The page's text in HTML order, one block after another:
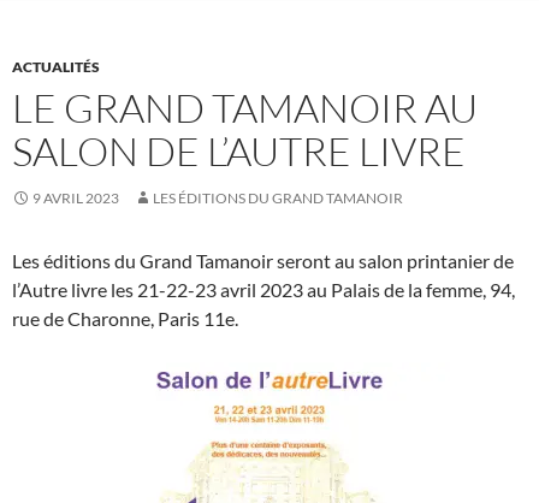
ACTUALITÉS
LE GRAND TAMANOIR AU
SALON DE L’AUTRE LIVRE
9 AVRIL 2023 LES ÉDITIONS DU GRAND TAMANOIR
Les éditions du Grand Tamanoir seront au salon printanier de
l’Autre livre les 21-22-23 avril 2023 au Palais de la femme, 94,
rue de Charonne, Paris 11e.